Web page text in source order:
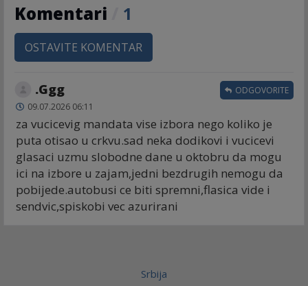
Komentari 1
OSTAVITE KOMENTAR
.Ggg
09.07.2026 06:11
za vucicevig mandata vise izbora nego koliko je
puta otisao u crkvu.sad neka dodikovi i vucicevi
glasaci uzmu slobodne dane u oktobru da mogu
ici na izbore u zajam,jedni bezdrugih nemogu da
pobijede.autobusi ce biti spremni,flasica vide i
sendvic,spiskobi vec azurirani
ODGOVORITE
Srbija